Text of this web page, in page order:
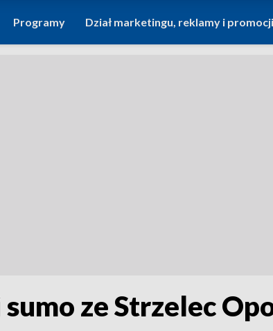
Programy Dział marketingu, reklamy i promocji
ze Strzelec